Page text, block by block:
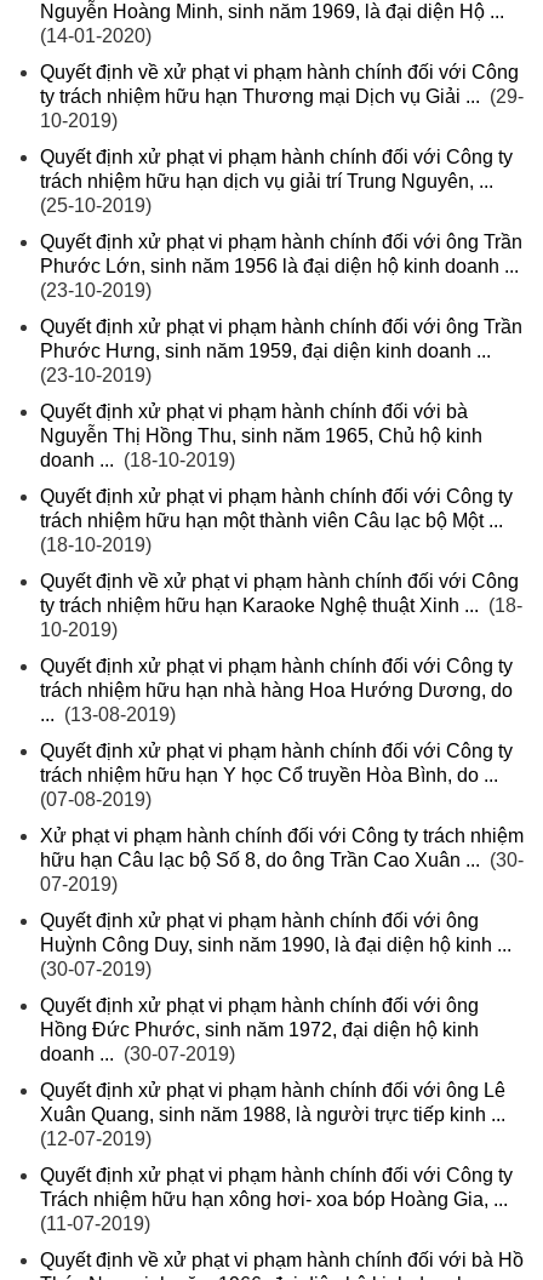
Nguyễn Hoàng Minh, sinh năm 1969, là đại diện Hộ ...
(14-01-2020)
Quyết định về xử phạt vi phạm hành chính đối với Công
ty trách nhiệm hữu hạn Thương mại Dịch vụ Giải ... (29-
10-2019)
Quyết định xử phạt vi phạm hành chính đối với Công ty
trách nhiệm hữu hạn dịch vụ giải trí Trung Nguyên, ...
(25-10-2019)
Quyết định xử phạt vi phạm hành chính đối với ông Trần
Phước Lớn, sinh năm 1956 là đại diện hộ kinh doanh ...
(23-10-2019)
Quyết định xử phạt vi phạm hành chính đối với ông Trần
Phước Hưng, sinh năm 1959, đại diện kinh doanh ...
(23-10-2019)
Quyết định xử phạt vi phạm hành chính đối với bà
Nguyễn Thị Hồng Thu, sinh năm 1965, Chủ hộ kinh
doanh ... (18-10-2019)
Quyết định xử phạt vi phạm hành chính đối với Công ty
trách nhiệm hữu hạn một thành viên Câu lạc bộ Một ...
(18-10-2019)
Quyết định về xử phạt vi phạm hành chính đối với Công
ty trách nhiệm hữu hạn Karaoke Nghệ thuật Xinh ... (18-
10-2019)
Quyết định xử phạt vi phạm hành chính đối với Công ty
trách nhiệm hữu hạn nhà hàng Hoa Hướng Dương, do
... (13-08-2019)
Quyết định xử phạt vi phạm hành chính đối với Công ty
trách nhiệm hữu hạn Y học Cổ truyền Hòa Bình, do ...
(07-08-2019)
Xử phạt vi phạm hành chính đối với Công ty trách nhiệm
hữu hạn Câu lạc bộ Số 8, do ông Trần Cao Xuân ... (30-
07-2019)
Quyết định xử phạt vi phạm hành chính đối với ông
Huỳnh Công Duy, sinh năm 1990, là đại diện hộ kinh ...
(30-07-2019)
Quyết định xử phạt vi phạm hành chính đối với ông
Hồng Đức Phước, sinh năm 1972, đại diện hộ kinh
doanh ... (30-07-2019)
Quyết định xử phạt vi phạm hành chính đối với ông Lê
Xuân Quang, sinh năm 1988, là người trực tiếp kinh ...
(12-07-2019)
Quyết định xử phạt vi phạm hành chính đối với Công ty
Trách nhiệm hữu hạn xông hơi- xoa bóp Hoàng Gia, ...
(11-07-2019)
Quyết định về xử phạt vi phạm hành chính đối với bà Hồ